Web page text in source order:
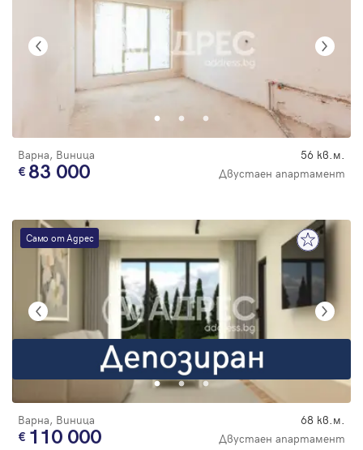
Варна, Виница 56 кв.м.
83 000 Двустаен апартамент
Само от Адрес
Варна, Виница 68 кв.м.
110 000 Двустаен апартамент